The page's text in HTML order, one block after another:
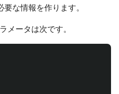
要な情報を作ります。
メータは次です。